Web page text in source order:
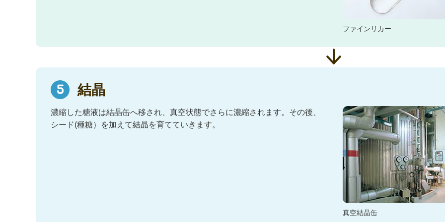
ファインリカー
結晶
濃縮した糖液は結晶缶へ移され、真空状態でさらに濃縮されます。その後、
シード(種糖）を加えて結晶を育てていきます。
真空結晶缶